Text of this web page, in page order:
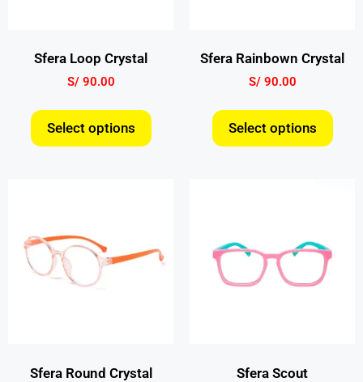
Sfera Loop Crystal
S/90.00
Select options
Sfera Rainbown Crystal
S/90.00
Select options
Sfera Round Crystal Sfera Scout